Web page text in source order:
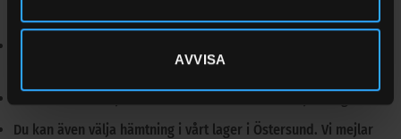
AVVISA
leveransadress för snabb och säker leverans.
Du kan även välja hämtning i vårt lager i Östersund. Vi mejlar